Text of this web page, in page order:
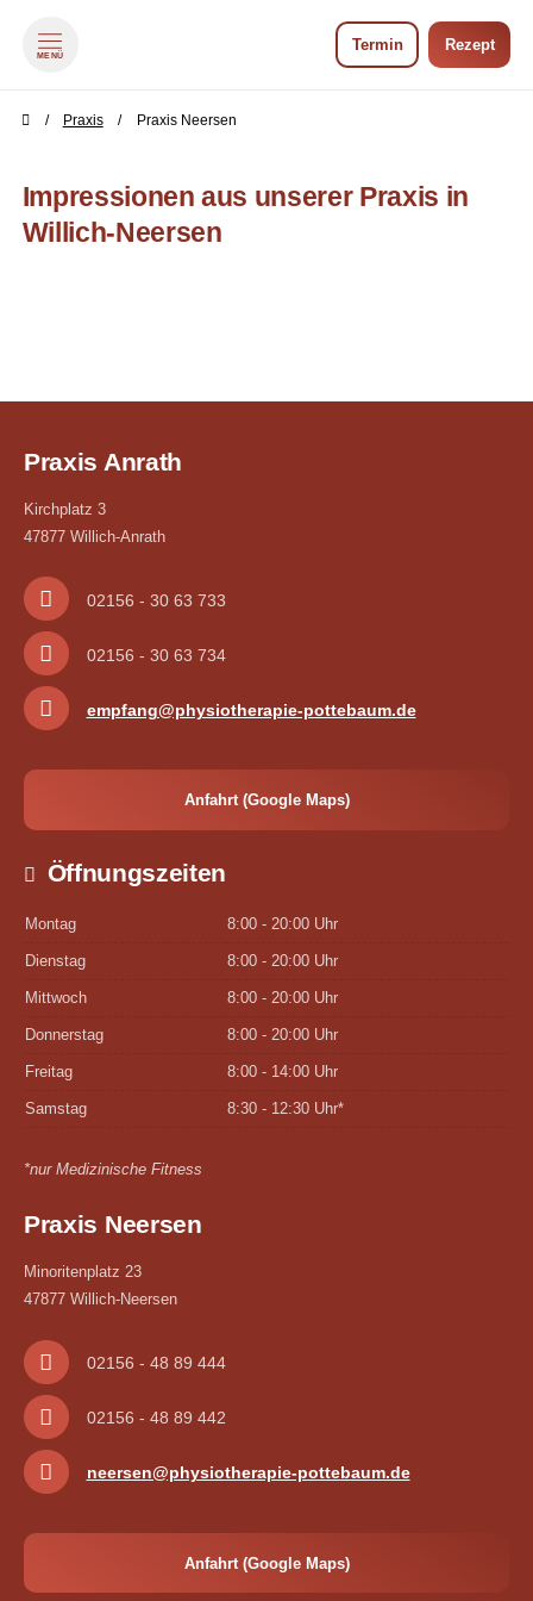
MENÜ
Termin Rezept
zum Inhalt springen
Praxis Praxis Neersen
Impressionen aus unserer Praxis in
Willich-Neersen
Praxis Anrath
Kirchplatz 3
47877 Willich-Anrath
02156 - 30 63 733
02156 - 30 63 734
empfang@physiotherapie-pottebaum.de
Anfahrt (Google Maps)
Öffnungszeiten
Montag 8:00 - 20:00 Uhr
Dienstag 8:00 - 20:00 Uhr
Mittwoch 8:00 - 20:00 Uhr
Donnerstag 8:00 - 20:00 Uhr
Freitag 8:00 - 14:00 Uhr
Samstag 8:30 - 12:30 Uhr*
*nur Medizinische Fitness
Praxis Neersen
Minoritenplatz 23
47877 Willich-Neersen
02156 - 48 89 444
02156 - 48 89 442
neersen@physiotherapie-pottebaum.de
Anfahrt (Google Maps)